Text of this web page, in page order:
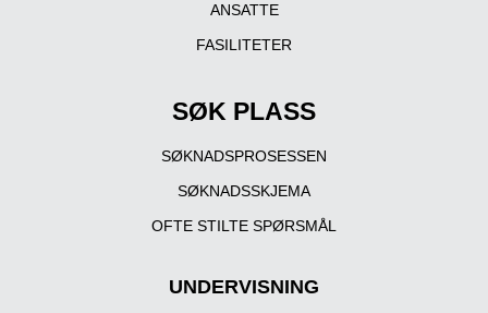
ANSATTE
FASILITETER
SØK PLASS
SØKNADSPROSESSEN
SØKNADSSKJEMA
OFTE STILTE SPØRSMÅL
UNDERVISNING